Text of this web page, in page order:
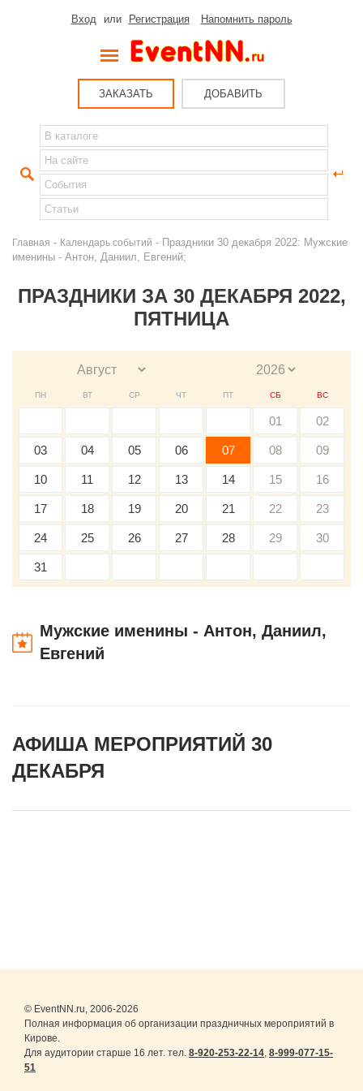
Вход или Регистрация Напомнить пароль
ЗАКАЗАТЬ ДОБАВИТЬ
Главная - Календарь событий - Праздники 30 декабря 2022: Мужские
именины - Антон, Даниил, Евгений;
ПРАЗДНИКИ ЗА 30 ДЕКАБРЯ 2022,
ПЯТНИЦА
ПН ВТ СР ЧТ ПТ СБ ВС
01 02
03 04 05 06 07 08 09
10 11 12 13 14 15 16
17 18 19 20 21 22 23
24 25 26 27 28 29 30
31
Мужские именины - Антон, Даниил,
Евгений
АФИША МЕРОПРИЯТИЙ 30
ДЕКАБРЯ
© EventNN.ru, 2006-2026
Полная информация об организации праздничных мероприятий в
Кирове.
Для аудитории старше 16 лет. тел. 8-920-253-22-14, 8-999-077-15-
51